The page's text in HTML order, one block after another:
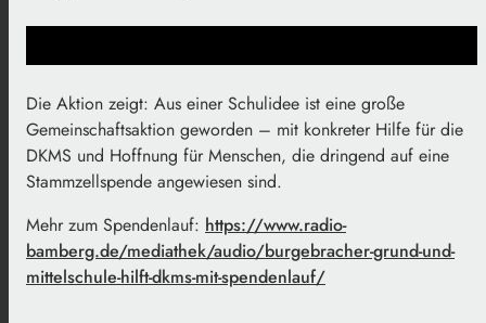
Die Aktion zeigt: Aus einer Schulidee ist eine große
Gemeinschaftsaktion geworden – mit konkreter Hilfe für die
DKMS und Hoffnung für Menschen, die dringend auf eine
Stammzellspende angewiesen sind.
Mehr zum Spendenlauf: https://www.radio-
bamberg.de/mediathek/audio/burgebracher-grund-und-
mittelschule-hilft-dkms-mit-spendenlauf/